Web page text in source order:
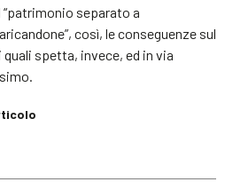
separato a
così, le conseguenze sul
spetta, invece, ed in via